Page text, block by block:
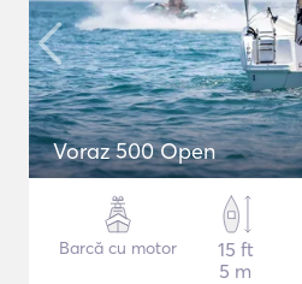
Voraz 500 Open
Barcă cu motor
15 ft
5 m